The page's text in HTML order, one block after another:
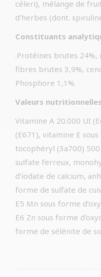
céleri), mélange de
d’herbes (dont.
Constituants
.Protéines brutes 24%,
fibres brutes 3,9%,
Phosphore 1,1%
Valeurs nutritionnelles
Vitamine A 20.000 UI
(E671), vitamine E
tocophéryl (3a700)
sulfate ferreux,
d’iodate de calcium,
forme de sulfate de
E5 Mn sous forme
E6 Zn sous forme
forme de sélénite de